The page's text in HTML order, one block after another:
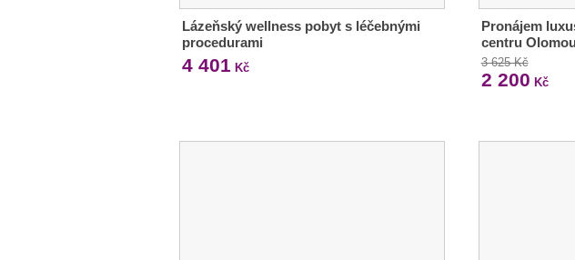
Lázeňský wellness pobyt s léčebnými
procedurami
4 401 Kč
Pronájem
centru
3 625 Kč
2 200 Kč